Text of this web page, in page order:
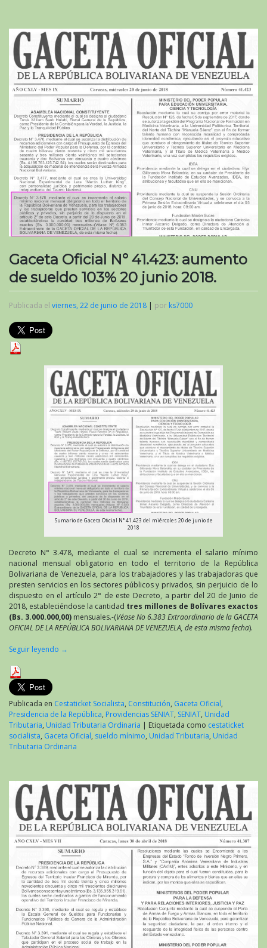
Gaceta Oficial N° 41.423: aumento
de sueldo 103% 20 junio 2018.
Publicada el viernes, 22 de junio de 2018 | por ks7000
Sumario de Gaceta Oficial N° 41.423 del miércoles 20 de junio de
2018
Decreto N° 3.478, mediante el cual se incrementa el salario mínimo
nacional mensual obligatorio en todo el territorio de la República
Bolivariana de Venezuela, para los trabajadores y las trabajadoras que
presten servicios en los sectores públicos y privados, sin perjuicio de lo
dispuesto en el artículo 2° de este Decreto, a partir del 20 de Junio de
2018, estableciéndose la cantidad tres millones de Bolívares exactos
(Bs. 3.000.000,00) mensuales.-(Véase No 6.383 Extraordinario de la GACETA
OFICIAL DE LA REPÚBLICA BOLIVARIANA DE VENEZUELA, de esta misma fecha).
Seguir leyendo →
Publicada en Cestaticket Socialista, Constitución, Gaceta Oficial,
Presidencia de la República, Providencias SENIAT, SENIAT, Unidad
Tributaria, Unidad Tributaria Ordinaria | Etiquetada como cestaticket
socialista, Gaceta Oficial, sueldo mínimo, Unidad Tributaria, Unidad
Tributaria Ordinaria